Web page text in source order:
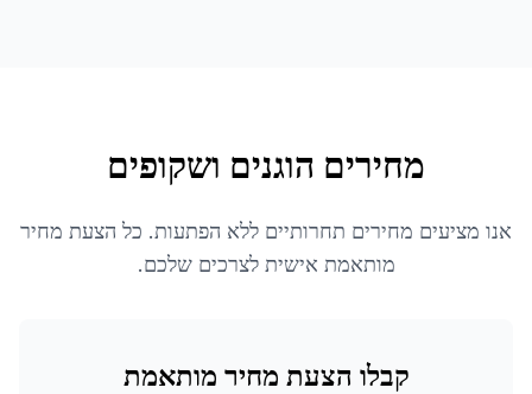
מחירים הוגנים ושקופים
אנו מציעים מחירים תחרותיים ללא הפתעות. כל הצעת מחיר
מותאמת אישית לצרכים שלכם.
קבלו הצעת מחיר מותאמת